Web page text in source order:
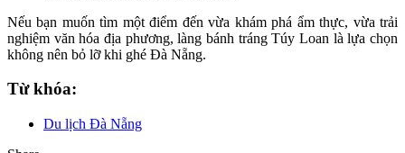
Nếu bạn muốn tìm một điểm đến vừa khám phá ẩm thực, vừa trải
nghiệm văn hóa địa phương, làng bánh tráng Túy Loan là lựa chọn
không nên bỏ lỡ khi ghé Đà Nẵng.
Từ khóa:
Du lịch Đà Nẵng